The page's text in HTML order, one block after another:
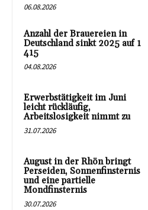
06.08.2026
Anzahl der Brauereien in
Deutschland sinkt 2025 auf 1
415
04.08.2026
Erwerbstätigkeit im Juni
leicht rückläufig,
Arbeitslosigkeit nimmt zu
31.07.2026
August in der Rhön bringt
Perseiden, Sonnenfinsternis
und eine partielle
Mondfinsternis
30.07.2026